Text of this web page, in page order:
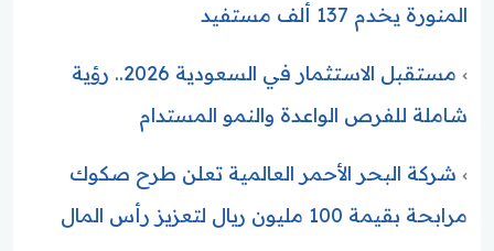
المنورة يخدم 137 ألف مستفيد
مستقبل الاستثمار في السعودية 2026.. رؤية
شاملة للفرص الواعدة والنمو المستدام
شركة البحر الأحمر العالمية تعلن طرح صكوك
مرابحة بقيمة 100 مليون ريال لتعزيز رأس المال